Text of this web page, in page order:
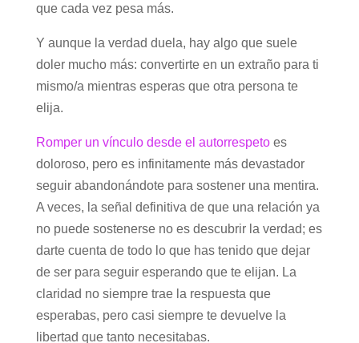
que cada vez pesa más.
Y aunque la verdad duela, hay algo que suele
doler mucho más: convertirte en un extraño para ti
mismo/a mientras esperas que otra persona te
elija.
Romper un vínculo desde el autorrespetoes
doloroso, pero es infinitamente más devastador
seguir abandonándote para sostener una mentira.
A veces, la señal definitiva de que una relación ya
no puede sostenerse no es descubrir la verdad; es
darte cuenta de todo lo que has tenido que dejar
de ser para seguir esperando que te elijan. La
claridad no siempre trae la respuesta que
esperabas, pero casi siempre te devuelve la
libertad que tanto necesitabas.